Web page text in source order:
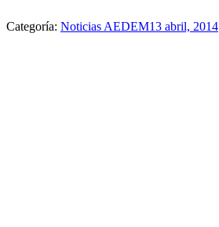
Categoría: Noticias AEDEM13 abril, 2014